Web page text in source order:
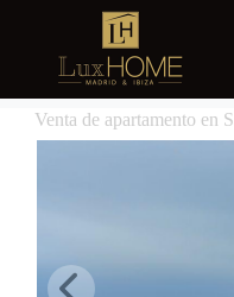
Venta de apartamento en